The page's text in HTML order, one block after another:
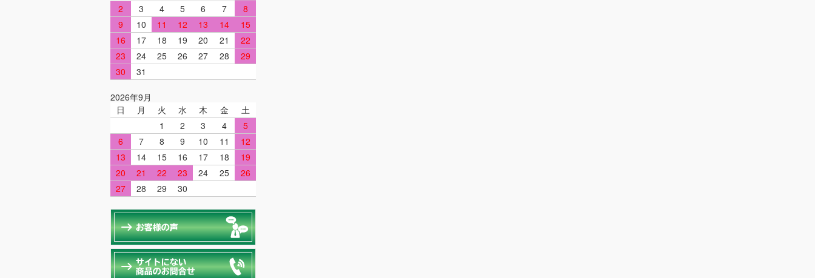
2
3 4 5 6 7
8
9
10 11 12 13 14
15
16
17 18 19 20 21
22
23
24 25 26 27 28
29
30
31
2026年9月
日
月 火 水 木 金
土
1
2 3 4
5
6
7 8 9 10 11
12
13
14 15 16 17 18
19
20
21 22 23 24 25
26
27
28 29 30